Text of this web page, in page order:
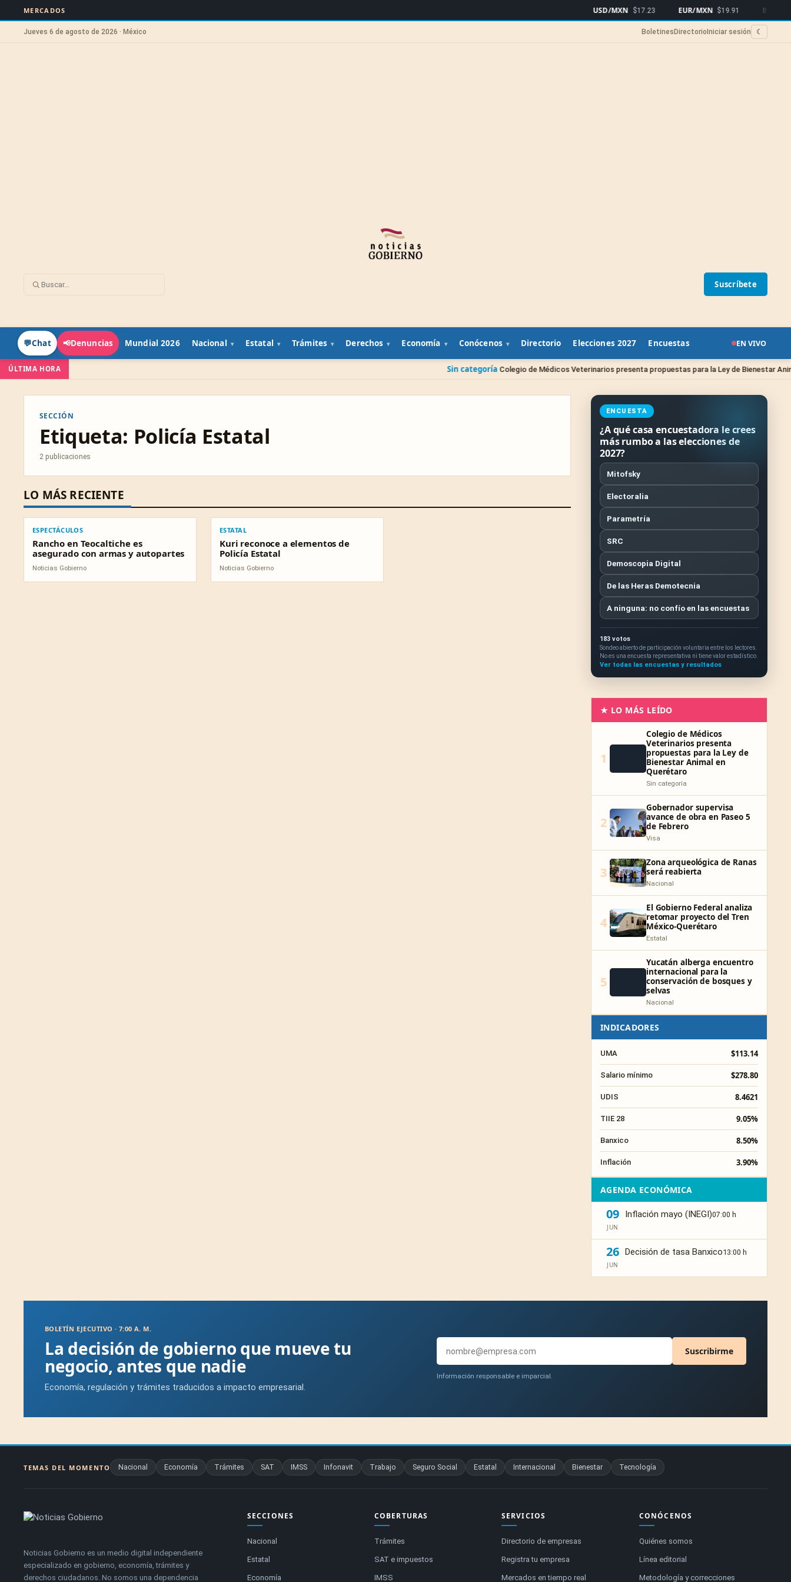
MERCADOS USD/MXN $17.23 EUR/MXN $19.91 Bitcoin
Jueves 6 de agosto de 2026 · México Boletines Directorio Iniciar sesión ☾
Suscríbete
💬Chat 📢Denuncias Mundial 2026 Nacional Estatal Trámites Derechos Economía Conócenos Directorio Elecciones 2027 Encuestas EN VIVO
ÚLTIMA HORA Sin categoríaColegio de Médicos Veterinarios presenta propuestas para la Ley de Bienestar Animal en
SECCIÓN
Etiqueta: Policía Estatal
2 publicaciones
LO MÁS RECIENTE
ESPECTÁCULOS
Rancho en Teocaltiche es
asegurado con armas y autopartes
Noticias Gobierno
ESTATAL
Kuri reconoce a elementos de
Policía Estatal
Noticias Gobierno
ENCUESTA
¿A qué casa encuestadora le crees
más rumbo a las elecciones de
2027?
Mitofsky
Electoralia
Parametría
SRC
Demoscopia Digital
De las Heras Demotecnia
A ninguna: no confío en las encuestas
183 votos
Sondeo abierto de participación voluntaria entre los lectores.
No es una encuesta representativa ni tiene valor estadístico.
Ver todas las encuestas y resultados
★ LO MÁS LEÍDO
1
Colegio de Médicos
Veterinarios presenta
propuestas para la Ley de
Bienestar Animal en
Querétaro
Sin categoría
2
Gobernador supervisa
avance de obra en Paseo 5
de Febrero
Visa
3
Zona arqueológica de Ranas
será reabierta
Nacional
4
El Gobierno Federal analiza
retomar proyecto del Tren
México-Querétaro
Estatal
5
Yucatán alberga encuentro
internacional para la
conservación de bosques y
selvas
Nacional
INDICADORES
UMA $113.14
Salario mínimo $278.80
UDIS 8.4621
TIIE 28 9.05%
Banxico 8.50%
Inflación 3.90%
AGENDA ECONÓMICA
09
JUN
Inflación mayo (INEGI)07:00 h
26
JUN
Decisión de tasa Banxico13:00 h
BOLETÍN EJECUTIVO · 7:00 A. M.
La decisión de gobierno que mueve tu
negocio, antes que nadie
Economía, regulación y trámites traducidos a impacto empresarial.
Suscribirme
Información responsable e imparcial.
TEMAS DEL MOMENTO Nacional Economía Trámites SAT IMSS Infonavit Trabajo Seguro Social Estatal Internacional Bienestar Tecnología
Noticias Gobierno es un medio digital independiente
especializado en gobierno, economía, trámites y
derechos ciudadanos. No somos una dependencia
SECCIONES
Nacional
Estatal
Economía
COBERTURAS
Trámites
SAT e impuestos
IMSS
SERVICIOS
Directorio de empresas
Registra tu empresa
Mercados en tiempo real
CONÓCENOS
Quiénes somos
Línea editorial
Metodología y correcciones